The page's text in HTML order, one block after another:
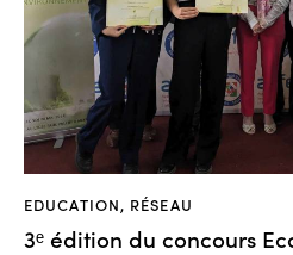
EDUCATION, RÉSEAU
3ᵉ édition du concours